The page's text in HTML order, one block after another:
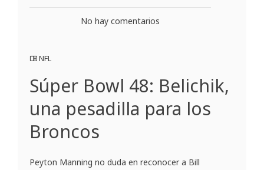
No hay comentarios
NFL
Súper Bowl 48: Belichik,
una pesadilla para los
Broncos
Peyton Manning no duda en reconocer a Bill